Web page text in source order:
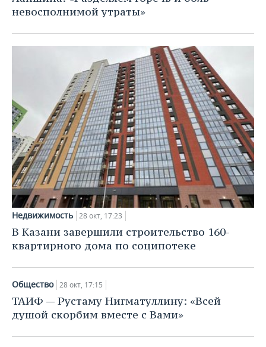
невосполнимой утраты»
Недвижимость 28 окт, 17:23
В Казани завершили строительство 160-
квартирного дома по соципотеке
Общество 28 окт, 17:15
ТАИФ — Рустаму Нигматуллину: «Всей
душой скорбим вместе с Вами»